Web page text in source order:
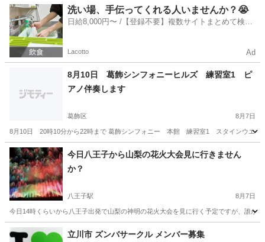
東京 世田谷区 その他
洗い場、手伝ってくれる人いませんか？😭
日給8,000円〜 /【登録不要】複数サイトまとめて検索
Lacotto Ad
8月10日 葛飾シンフォニーヒルズ 練習室1 ピ
アノ伴奏します
葛飾区 8月7日
8月10日 20時10分から22時まで 葛飾シンフォニー 本館 練習室1 スタインウエイ
東京 葛飾区 その他
今日八王子から山梨の花火大会見に行きません
か？
八王子駅 8月7日
今日14時くらいから八王子出発で山梨の神明の花火大会を見に行く予定ですが、誰か
東京 八王子市 八王子駅 その他
立川市 ズンバサークル メンバー募集